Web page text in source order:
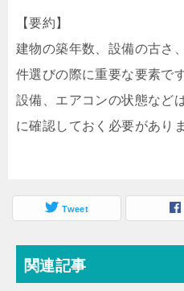
【要約】
建物の築年数、設備の古さ
件選びの際に重要な要素で
設備、エアコンの状態など
に確認しておく必要があり
Tweet
関連記事